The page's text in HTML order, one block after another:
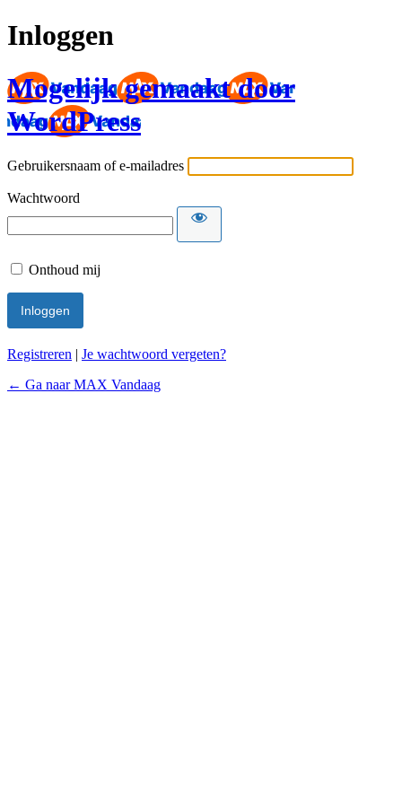
Inloggen
Mogelijk gemaakt door
WordPress
Gebruikersnaam of e-mailadres
Wachtwoord
Onthoud mij
Registreren | Je wachtwoord vergeten?
← Ga naar MAX Vandaag